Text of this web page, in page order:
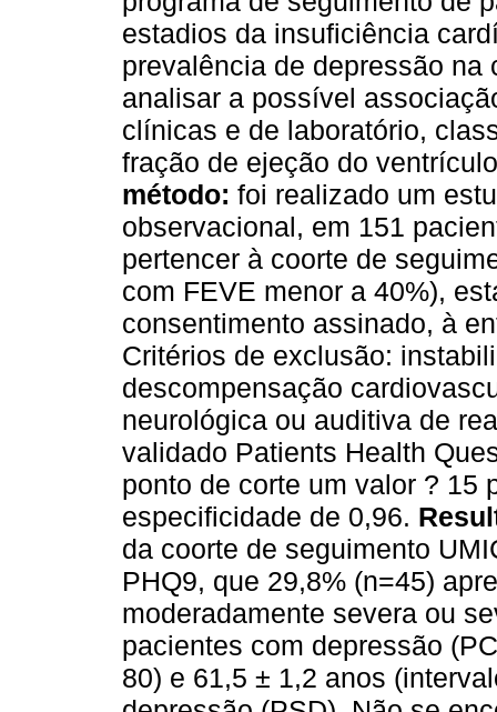
estadios da insuficiência
prevalência de depressão na
analisar a possível
clínicas e de laboratório,
fração de ejeção do
método: foi realizado um
observacional, em 151
pertencer à coorte de
com FEVE menor a 40%),
consentimento assinado, à
Critérios de exclusão:
descompensação
neurológica ou auditiva de
validado Patients Health
ponto de corte um valor ? 15
especificidade de 0,96.
da coorte de seguimento
PHQ9, que 29,8% (n=45)
moderadamente severa ou
pacientes com depressão
80) e 61,5 ± 1,2 anos